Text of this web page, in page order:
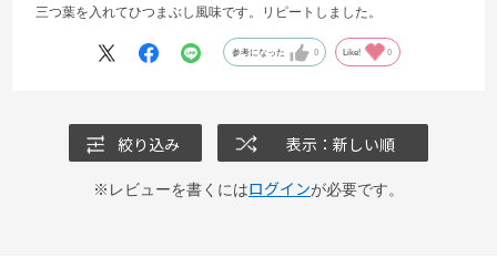
三つ葉を入れてひつまぶし風味です。リピートしました。
参考になった 0 Like! 0
絞り込み 表示：新しい順
※レビューを書くにはログインが必要です。